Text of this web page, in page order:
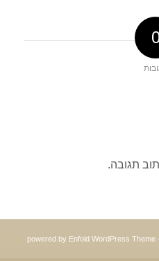
תגובה.
powered by Enfold WordPress Theme